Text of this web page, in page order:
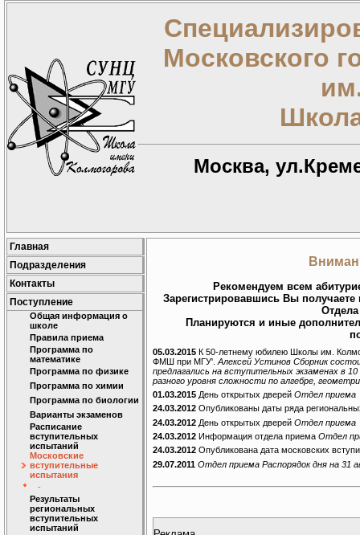
Московского
Москва,
Главная
Подразделения
Контакты
Поступление
Общая информация о
школе
Правила приема
Программа по
математике
Программа по физике
Программа по химии
Программа по биологии
Варианты экзаменов
Расписание
вступительных
испытаний
Московские
вступительные
испытания
-
Результаты
региональных
вступительных
испытаний
Рекомендуем всем
Зарегистрировавшись Вы
Планируются и иные
05.03.2015 К 50-летнему юбилею Школы им.
ФМШ при МГУ'. Алексей Устинов Сборник
предлагались на вступительных экзаменах в
разного уровня сложности по алгебре,
01.03.2015 День открытых дверей Отдел приема
24.03.2012 Опубликованы даты ряда
24.03.2012 День открытых дверей Отдел приема
24.03.2012 Информация отдела приема Отдел
24.03.2012 Опубликована дата московских
29.07.2011 Отдел приема Распорядок дня на 31